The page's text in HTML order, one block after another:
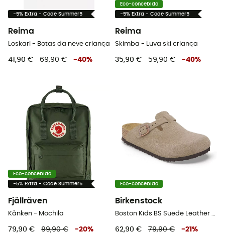
-5% Extra - Code Summer5
Reima
Loskari - Botas da neve criança
41,90 € 69,90 € -40%
Eco-concebido
-5% Extra - Code Summer5
Reima
Skimba - Luva ski criança
35,90 € 59,90 € -40%
Eco-concebido
-5% Extra - Code Summer5
Fjällräven
Kånken - Mochila
79,90 € 99,90 € -20%
Eco-concebido
Birkenstock
62,90 € 79,90 € -21 %